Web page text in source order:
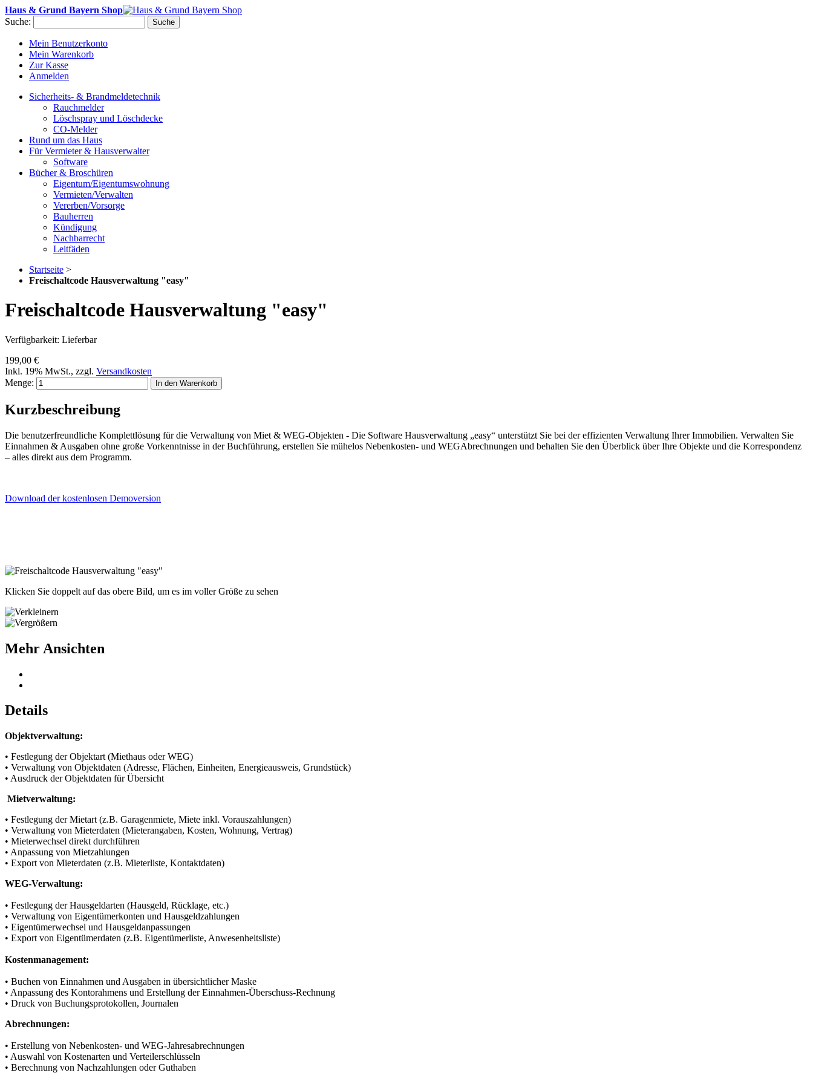
Haus & Grund Bayern Shop
Suche:
Suche
Mein Benutzerkonto
Mein Warenkorb
Zur Kasse
Anmelden
Sicherheits- & Brandmeldetechnik
Rauchmelder
Löschspray und Löschdecke
CO-Melder
Rund um das Haus
Für Vermieter & Hausverwalter
Software
Bücher & Broschüren
Eigentum/Eigentumswohnung
Vermieten/Verwalten
Vererben/Vorsorge
Bauherren
Kündigung
Nachbarrecht
Leitfäden
Startseite >
Freischaltcode Hausverwaltung "easy"
Freischaltcode Hausverwaltung "easy"
Verfügbarkeit: Lieferbar
199,00 €
Inkl. 19% MwSt., zzgl. Versandkosten
Menge:
In den Warenkorb
Kurzbeschreibung
Die benutzerfreundliche Komplettlösung für die Verwaltung von Miet & WEG-Objekten - Die Software Hausverwaltung „easy“ unterstützt Sie bei der effizienten Verwaltung Ihrer Immobilien. Verwalten Sie
Einnahmen & Ausgaben ohne große Vorkenntnisse in der Buchführung, erstellen Sie mühelos Nebenkosten- und WEGAbrechnungen und behalten Sie den Überblick über Ihre Objekte und die Korrespondenz
– alles direkt aus dem Programm.
Download der kostenlosen Demoversion
Klicken Sie doppelt auf das obere Bild, um es im voller Größe zu sehen
Mehr Ansichten
Details
Objektverwaltung:
• Festlegung der Objektart (Miethaus oder WEG)
• Verwaltung von Objektdaten (Adresse, Flächen, Einheiten, Energieausweis, Grundstück)
• Ausdruck der Objektdaten für Übersicht
Mietverwaltung:
• Festlegung der Mietart (z.B. Garagenmiete, Miete inkl. Vorauszahlungen)
• Verwaltung von Mieterdaten (Mieterangaben, Kosten, Wohnung, Vertrag)
• Mieterwechsel direkt durchführen
• Anpassung von Mietzahlungen
• Export von Mieterdaten (z.B. Mieterliste, Kontaktdaten)
WEG-Verwaltung:
• Festlegung der Hausgeldarten (Hausgeld, Rücklage, etc.)
• Verwaltung von Eigentümerkonten und Hausgeldzahlungen
• Eigentümerwechsel und Hausgeldanpassungen
• Export von Eigentümerdaten (z.B. Eigentümerliste, Anwesenheitsliste)
Kostenmanagement:
• Buchen von Einnahmen und Ausgaben in übersichtlicher Maske
• Anpassung des Kontorahmens und Erstellung der Einnahmen-Überschuss-Rechnung
• Druck von Buchungsprotokollen, Journalen
Abrechnungen:
• Erstellung von Nebenkosten- und WEG-Jahresabrechnungen
• Auswahl von Kostenarten und Verteilerschlüsseln
• Berechnung von Nachzahlungen oder Guthaben